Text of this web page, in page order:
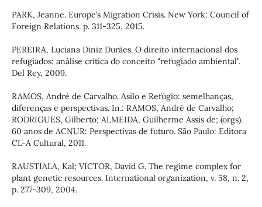
PARK, Jeanne. Europe’s Migration Crisis. New York: Council of
Foreign Relations. p. 311-325, 2015.
PEREIRA, Luciana Diniz Durães. O direito internacional dos
refugiados: análise crítica do conceito "refugiado ambiental".
Del Rey, 2009.
RAMOS, André de Carvalho. Asilo e Refúgio: semelhanças,
diferenças e perspectivas. In.: RAMOS, André de Carvalho;
RODRIGUES, Gilberto; ALMEIDA, Guilherme Assis de; (orgs).
60 anos de ACNUR: Perspectivas de futuro. São Paulo: Editora
CL-A Cultural, 2011.
RAUSTIALA, Kal; VICTOR, David G. The regime complex for
plant genetic resources. International organization, v. 58, n. 2,
p. 277-309, 2004.